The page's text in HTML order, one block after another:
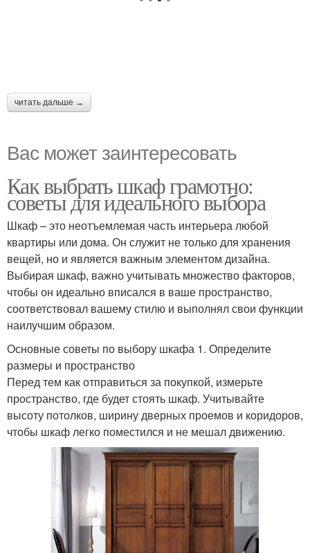
читать дальше →
Вас может заинтересовать
Как выбрать шкаф грамотно:
советы для идеального выбора
Шкаф – это неотъемлемая часть интерьера любой
квартиры или дома. Он служит не только для хранения
вещей, но и является важным элементом дизайна.
Выбирая шкаф, важно учитывать множество факторов,
чтобы он идеально вписался в ваше пространство,
соответствовал вашему стилю и выполнял свои функции
наилучшим образом.
Основные советы по выбору шкафа 1. Определите
размеры и пространство
Перед тем как отправиться за покупкой, измерьте
пространство, где будет стоять шкаф. Учитывайте
высоту потолков, ширину дверных проемов и коридоров,
чтобы шкаф легко поместился и не мешал движению.